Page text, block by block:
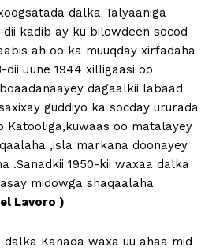
dalka Talyaaniga
dii kadib ay ku bilowdeen socod
ah oo ka muuqday xirfadaha
June 1944 xilligaasi oo
dagaalkii labaad
guddiyo ka socday ururada
Katooliga,kuwaas oo matalayey
,isla markana doonayey
.Sanadkii 1950-kii waxaa dalka
midowga shaqaalaha
Lavoro )
Kanada waxa uu ahaa mid